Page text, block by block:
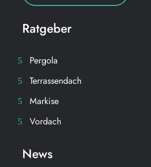
Ratgeber
Pergola
Terrassendach
Markise
Vordach
News